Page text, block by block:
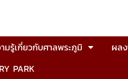
มรู้เกี่ยวกับศาลพระภูมิ ผล
PARK